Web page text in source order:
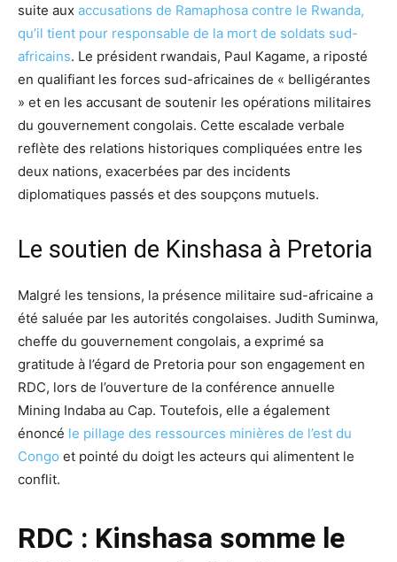
suite aux accusations de Ramaphosa contre le Rwanda,
qu’il tient pour responsable de la mort de soldats sud-
africains. Le président rwandais, Paul Kagame, a riposté
en qualifiant les forces sud-africaines de « belligérantes
» et en les accusant de soutenir les opérations militaires
du gouvernement congolais. Cette escalade verbale
reflète des relations historiques compliquées entre les
deux nations, exacerbées par des incidents
diplomatiques passés et des soupçons mutuels.
Le soutien de Kinshasa à Pretoria
Malgré les tensions, la présence militaire sud-africaine a
été saluée par les autorités congolaises. Judith Suminwa,
cheffe du gouvernement congolais, a exprimé sa
gratitude à l’égard de Pretoria pour son engagement en
RDC, lors de l’ouverture de la conférence annuelle
Mining Indaba au Cap. Toutefois, elle a également
énoncé le pillage des ressources minières de l’est du
Congo et pointé du doigt les acteurs qui alimentent le
conflit.
RDC : Kinshasa somme le